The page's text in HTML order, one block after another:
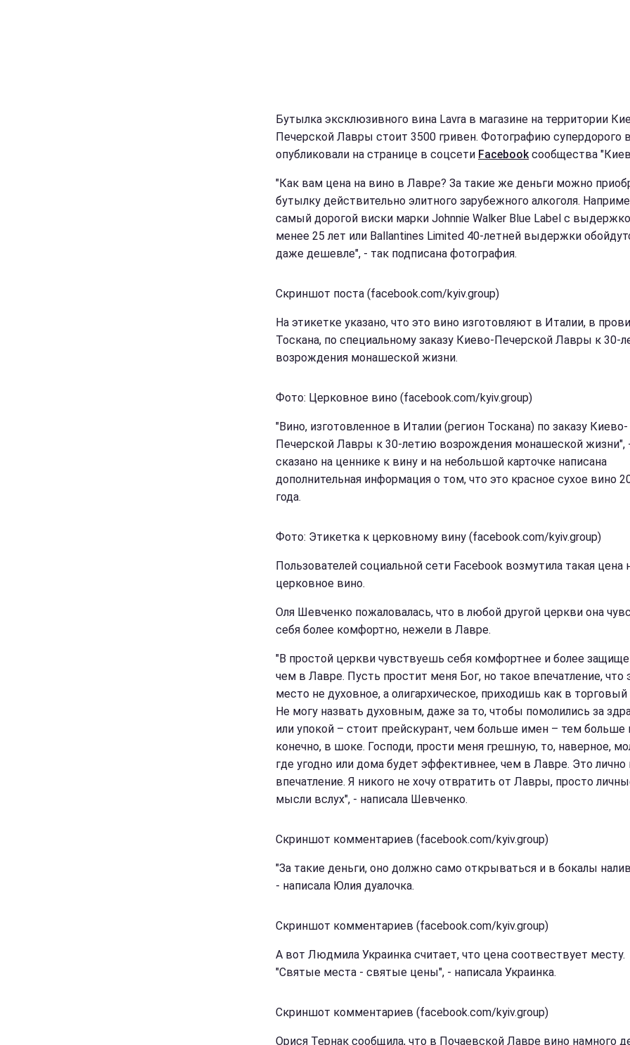
Бутылка эксклюзивного вина Lavra в магазине на территории
Печерской Лавры стоит 3500 гривен. Фотографию супердорого
опубликовали на странице в соцсети Facebookсообщества
"Как вам цена на вино в Лавре? За такие же деньги можно
бутылку действительно элитного зарубежного алкоголя.
самый дорогой виски марки Johnnie Walker Blue Label с
менее 25 лет или Ballantines Limited 40-летней выдержки
даже дешевле", - так подписана фотография.
Скриншот поста (facebook.com/kyiv.group)
На этикетке указано, что это вино изготовляют в Италии, в
Тоскана, по специальному заказу Киево-Печерской Лавры к 30-
возрождения монашеской жизни.
Фото: Церковное вино (facebook.com/kyiv.group)
"Вино, изготовленное в Италии (регион Тоскана) по заказу Киево-
Печерской Лавры к 30-летию возрождения монашеской жизни",
сказано на ценнике к вину и на небольшой карточке написана
дополнительная информация о том, что это красное сухое вино
года.
Фото: Этикетка к церковному вину (facebook.com/kyiv.group)
Пользователей социальной сети Facebook возмутила такая цена
церковное вино.
Оля Шевченко пожаловалась, что в любой другой церкви она
себя более комфортно, нежели в Лавре.
"В простой церкви чувствуешь себя комфортнее и более
чем в Лавре. Пусть простит меня Бог, но такое впечатление, что
место не духовное, а олигархическое, приходишь как в торговый
Не могу назвать духовным, даже за то, чтобы помолились за
или упокой – стоит прейскурант, чем больше имен – тем больше
конечно, в шоке. Господи, прости меня грешную, то, наверное,
где угодно или дома будет эффективнее, чем в Лавре. Это лично
впечатление. Я никого не хочу отвратить от Лавры, просто
мысли вслух", - написала Шевченко.
Скриншот комментариев (facebook.com/kyiv.group)
"За такие деньги, оно должно само открываться и в бокалы
- написала Юлия дуалочка.
Скриншот комментариев (facebook.com/kyiv.group)
А вот Людмила Украинка считает, что цена соотвествует месту.
"Святые места - святые цены", - написала Украинка.
Скриншот комментариев (facebook.com/kyiv.group)
Орися Тернак сообщила, что в Почаевской Лавре вино намного